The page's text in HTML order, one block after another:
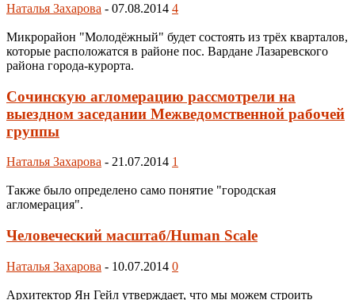
Наталья Захарова - 07.08.2014 4
Микрорайон "Молодёжный" будет состоять из трёх кварталов,
которые расположатся в районе пос. Вардане Лазаревского
района города-курорта.
Сочинскую агломерацию рассмотрели на
выездном заседании Межведомственной рабочей
группы
Наталья Захарова - 21.07.2014 1
Также было определено само понятие "городская
агломерация".
Человеческий масштаб/Human Scale
Наталья Захарова - 10.07.2014 0
Архитектор Ян Гейл утверждает, что мы можем строить